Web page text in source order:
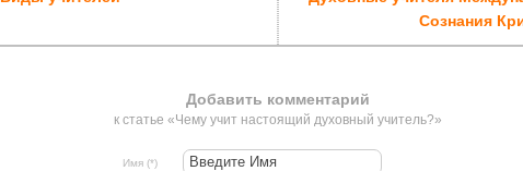
Сознания
Добавить комментарий
к статье «Чему учит настоящий духовный учитель?»
Имя (*)